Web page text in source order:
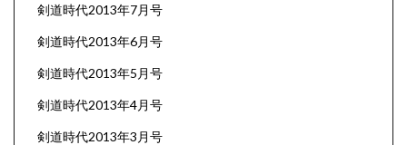
剣道時代2013年7月号
剣道時代2013年6月号
剣道時代2013年5月号
剣道時代2013年4月号
剣道時代2013年3月号